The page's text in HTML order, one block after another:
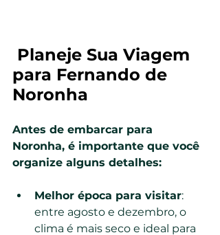
para Fernando de
Noronha
Antes de embarcar para
Noronha, é importante que você
organize alguns detalhes:
Melhor época para visitar:
entre agosto e dezembro, o
clima é mais seco e ideal para